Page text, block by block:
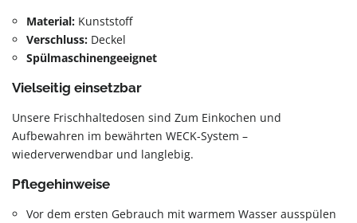
Material: Kunststoff
Verschluss: Deckel
Spülmaschinengeeignet
Vielseitig einsetzbar
Unsere Frischhaltedosen sind Zum Einkochen und
Aufbewahren im bewährten WECK-System –
wiederverwendbar und langlebig.
Pflegehinweise
Vor dem ersten Gebrauch mit warmem Wasser ausspülen